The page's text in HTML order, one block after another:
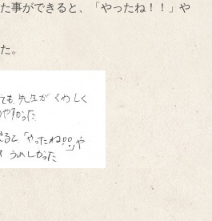
事ができると、「やったね！！」や
。